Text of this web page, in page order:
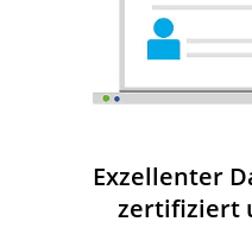
Exzellenter
zertifiziert